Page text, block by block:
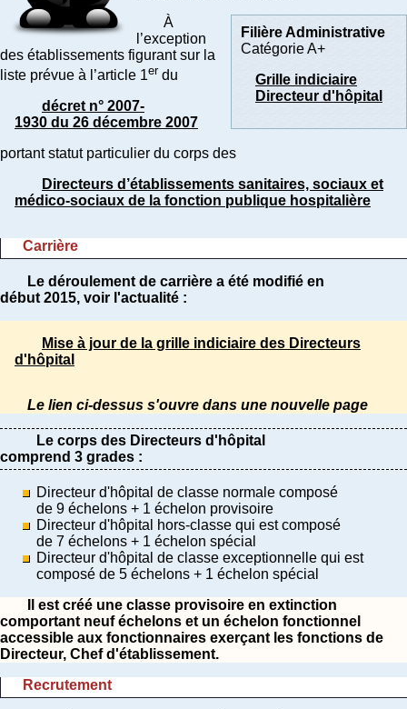
Filière Administrative
Catégorie A+
Grille indiciaire
Directeur d'hôpital
À
l’exception
des établissements figurant sur la
liste prévue à l’article 1er du
décret n° 2007-
1930 du 26 décembre 2007
portant statut particulier du corps des
Directeurs d’établissements sanitaires, sociaux et
médico-sociaux de la fonction publique hospitalière
Carrière
Le déroulement de carrière a été modifié en
début 2015, voir l'actualité :
Mise à jour de la grille indiciaire des Directeurs
d'hôpital
Le lien ci-dessus s'ouvre dans une nouvelle page
Le corps des Directeurs d'hôpital
comprend 3 grades :
Directeur d'hôpital de classe normale composé
de 9 échelons + 1 échelon provisoire
Directeur d'hôpital hors-classe qui est composé
de 7 échelons + 1 échelon spécial
Directeur d'hôpital de classe exceptionnelle qui est
composé de 5 échelons + 1 échelon spécial
Il est créé une classe provisoire en extinction
comportant neuf échelons et un échelon fonctionnel
accessible aux fonctionnaires exerçant les fonctions de
Directeur, Chef d'établissement.
Recrutement